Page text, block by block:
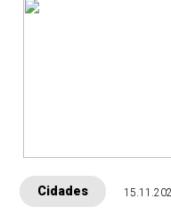
Cidades